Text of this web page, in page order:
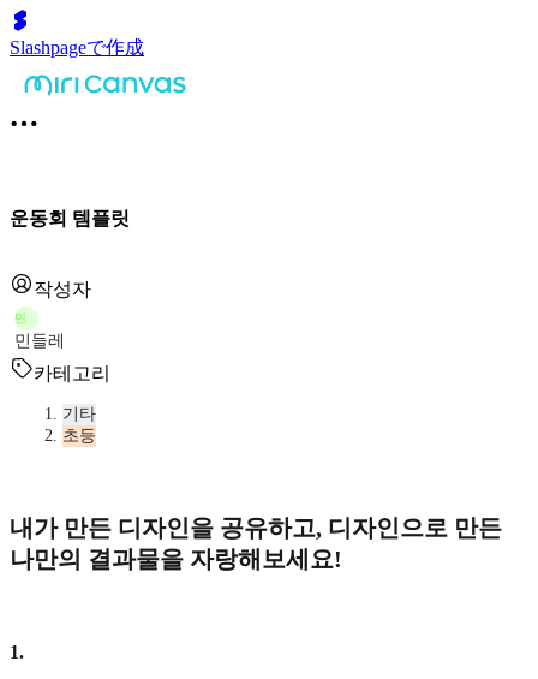
Slashpageで作成
운동회 템플릿
작성자
민
민들레
카테고리
기타
초등
내가 만든 디자인을 공유하고, 디자인으로 만든
나만의 결과물을 자랑해보세요!
1.